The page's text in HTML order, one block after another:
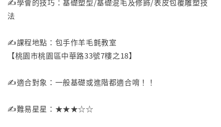
✍️學會的技巧：基礎塑型/基礎混毛及修飾/表皮包覆雕塑技
法
✍️課程地點：包手作羊毛氈教室
【桃園市桃園區中華路33號7樓之18】
✍️適合對象：一般基礎或進階都適合唷！！
✍️難易星星：★★★☆☆